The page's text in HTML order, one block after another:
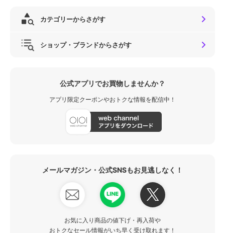
カテゴリーからさがす
ショップ・ブランドからさがす
公式アプリでお買物しませんか？
アプリ限定クーポンやおトクな情報を配信中！
メールマガジン・公式SNSもお見逃しなく！
お気に入り商品の値下げ・再入荷や
おトクなセール情報がいち早く受け取れます！